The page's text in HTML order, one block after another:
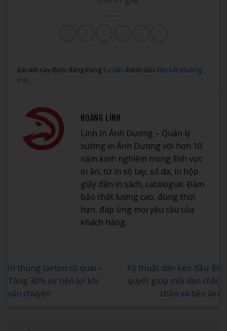
Bài viết này được đăng trongTư vấn. Đánh dấu liên kết thường
trực.
HOÀNG LINH
Linh In Ánh Dương – Quản lý
xưởng in Ánh Dương với hơn 10
năm kinh nghiệm trong lĩnh vực
in ấn, từ in sổ tay, sổ da, in hộp
giấy đến in sách, catalogue. Đảm
bảo chất lượng cao, đúng thời
hạn, đáp ứng mọi yêu cầu của
khách hàng.
In thùng carton có quai –
Tăng 30% sự tiện lợi khi
vận chuyển
Kỹ thuật dán keo đầu: Bí
quyết giúp mối dán chắc
chắn và bền lâu